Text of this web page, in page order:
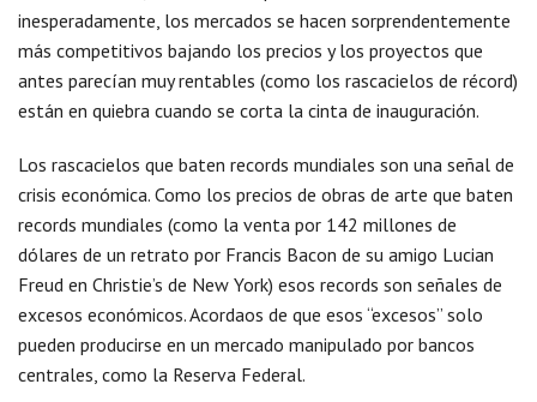
inesperadamente, los mercados se hacen sorprendentemente
más competitivos bajando los precios y los proyectos que
antes parecían muy rentables (como los rascacielos de récord)
están en quiebra cuando se corta la cinta de inauguración.
Los rascacielos que baten records mundiales son una señal de
crisis económica. Como los precios de obras de arte que baten
records mundiales (como la venta por 142 millones de
dólares de un retrato por Francis Bacon de su amigo Lucian
Freud en Christie’s de New York) esos records son señales de
excesos económicos. Acordaos de que esos “excesos” solo
pueden producirse en un mercado manipulado por bancos
centrales, como la Reserva Federal.